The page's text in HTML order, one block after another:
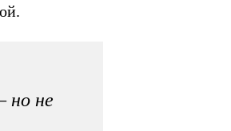
но не